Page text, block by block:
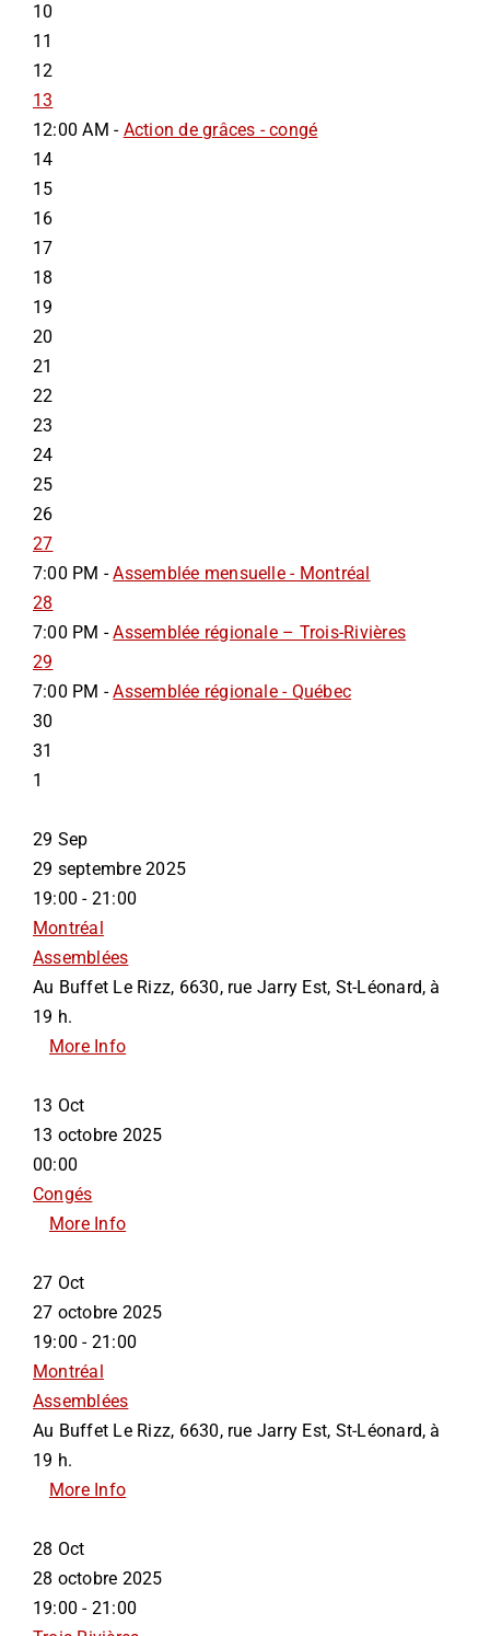
10
11
12
13
12:00 AM - Action de grâces - congé
14
15
16
17
18
19
20
21
22
23
24
25
26
27
7:00 PM -Assemblée mensuelle - Montréal
28
7:00 PM -Assemblée régionale – Trois-Rivières
29
7:00 PM -Assemblée régionale - Québec
30
31
1
29 Sep
29 septembre 2025
19:00 - 21:00
Montréal
Assemblées
Au Buffet Le Rizz, 6630, rue Jarry Est, St-Léonard, à
19 h.
More Info
13 Oct
13 octobre 2025
00:00
Congés
More Info
27 Oct
27 octobre 2025
19:00 - 21:00
Montréal
Assemblées
Au Buffet Le Rizz, 6630, rue Jarry Est, St-Léonard, à
19 h.
More Info
28 Oct
28 octobre 2025
19:00 - 21:00